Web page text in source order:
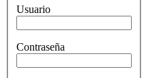
Usuario
Contraseña